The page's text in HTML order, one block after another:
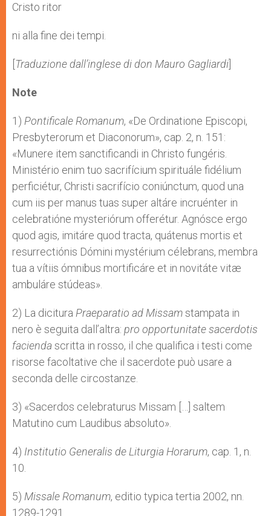
Cristo ritor
ni alla fine dei tempi.
Traduzione dall’inglese di don Mauro Gagliardi
Note
1) Pontificale Romanum, «De Ordinatione Episcopi,
Presbyterorum et Diaconorum», cap. 2, n. 151:
«Munere item sanctificandi in Christo fungéris.
Ministério enim tuo sacrifícium spirituále fidélium
perficiétur, Christi sacrifício coniúnctum, quod una
cum iis per manus tuas super altáre incruénter in
celebratióne mysteriórum offerétur. Agnósce ergo
quod agis, imitáre quod tracta, quátenus mortis et
resurrectiónis Dómini mystérium célebrans, membra
tua a vítiis ómnibus mortificáre et in novitáte vitæ
ambuláre stúdeas».
2) La dicitura Praeparatio ad Missamstampata in
nero è seguita dall’altra: pro opportunitate sacerdotis
faciendascritta in rosso, il che qualifica i testi come
risorse facoltative che il sacerdote può usare a
seconda delle circostanze.
3) «Sacerdos celebraturus Missam […] saltem
Matutino cum Laudibus absoluto».
4) Institutio Generalis de Liturgia Horarum, cap. 1, n.
10.
5) Missale Romanum, editio typica tertia 2002, nn.
1289-1291.